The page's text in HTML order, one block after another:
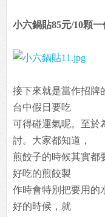
小六鍋貼85元/10顆一
接下來就是當作招牌
台中假日要吃
可得碰運氣呢。至於
討。大家都知道，
煎餃子的時候其實都
好吃的煎餃製
作時會特別把要用的
好的時候，就